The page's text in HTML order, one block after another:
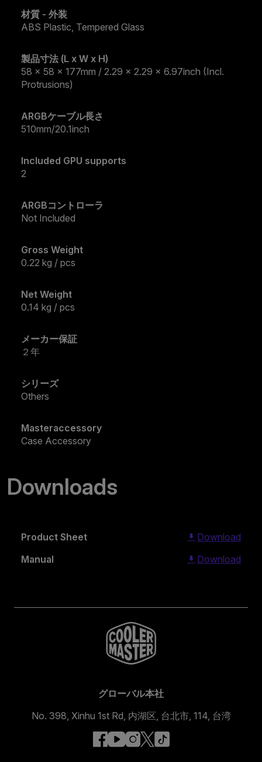
材質 - 外装
ABS Plastic, Tempered Glass
製品寸法 (L x W x H)
58 x 58 x 177mm / 2.29 x 2.29 x 6.97inch (Incl.
Protrusions)
ARGBケーブル長さ
510mm/20.1inch
Included GPU supports
2
ARGBコントローラ
Not Included
Gross Weight
0.22 kg / pcs
Net Weight
0.14 kg / pcs
メーカー保証
２年
シリーズ
Others
Masteraccessory
Case Accessory
Downloads
Product Sheet
Download
Manual
Download
グローバル本社
No. 398, Xinhu 1st Rd, 内湖区, 台北市, 114, 台湾
facebook
youtube
instagram
x